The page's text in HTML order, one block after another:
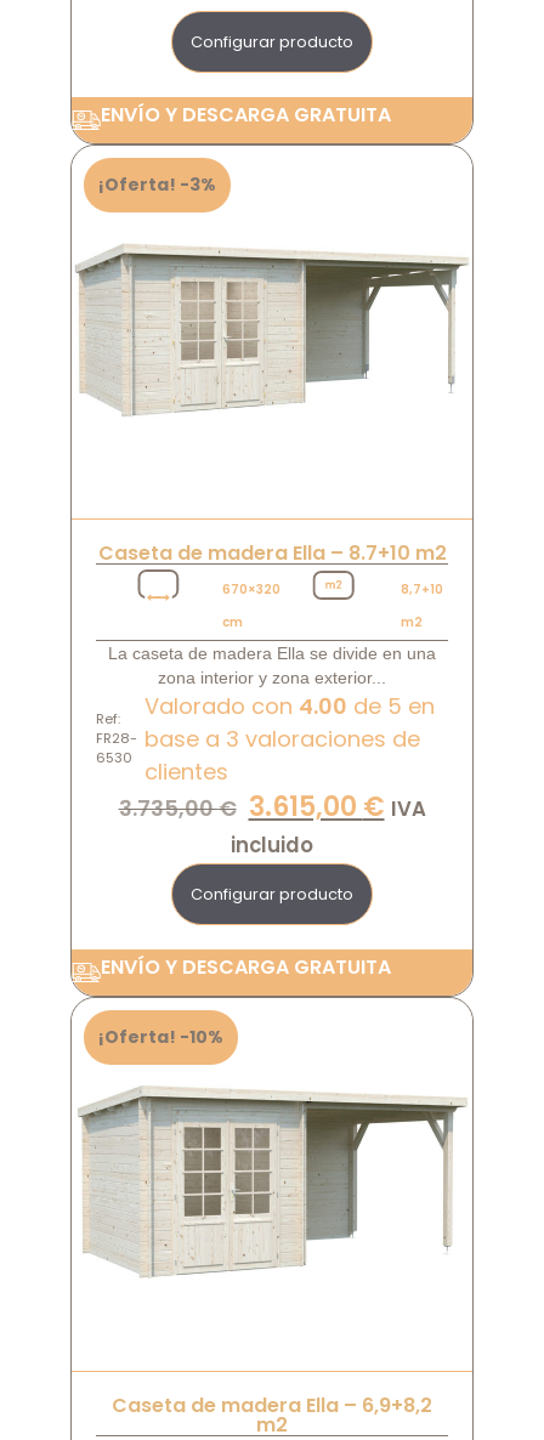
Configurar producto
ENVÍO Y DESCARGA GRATUITA
¡Oferta! -3%
Caseta de madera Ella – 8.7+10 m2
670×320
cm
8,7+10
m2
La caseta de madera Ella se divide en una
zona interior y zona exterior...
Ref:
FR28-
6530
Valorado con 4.00 de 5 en
base a 3 valoraciones de
clientes
3.735,00€ 3.615,00 € IVA
incluido
Configurar producto
ENVÍO Y DESCARGA GRATUITA
¡Oferta! -10%
Caseta de madera Ella – 6,9+8,2
m2